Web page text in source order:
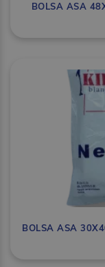
BOLSA ASA
BOLSA ASA